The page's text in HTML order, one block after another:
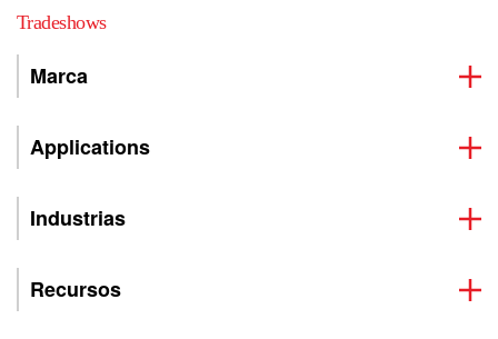
Tradeshows
Marca
Applications
Industrias
Recursos